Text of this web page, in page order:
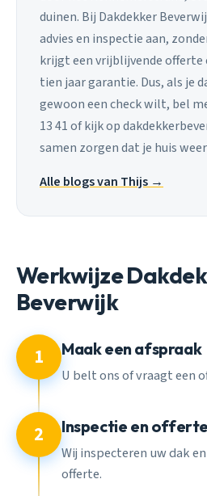
duinen. Bij Dakdekker
advies en inspectie aan,
krijgt een vrijblijvende offerte
tien jaar garantie. Dus, als je
gewoon een check wilt, bel
13 41 of kijk op
samen zorgen dat je huis
Alle blogs van Thijs →
Werkwijze
Beverwijk
1 Maak een afspraak
U belt ons of vraagt een
2 Inspectie en offerte
Wij inspecteren uw dak
offerte.